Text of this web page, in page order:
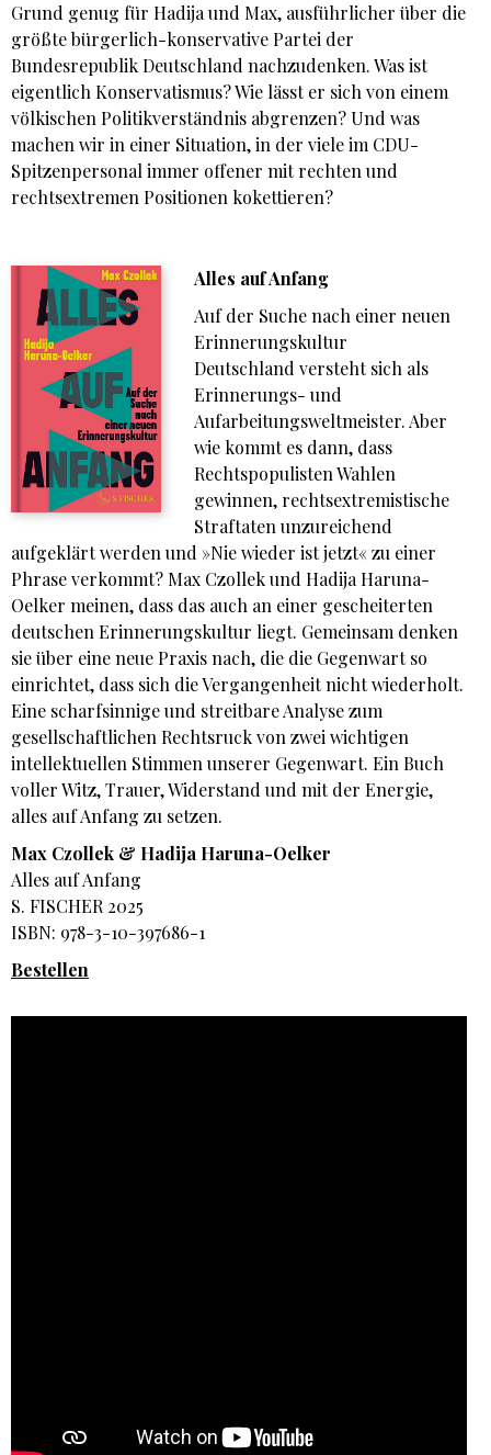
Grund genug für Hadija und Max, ausführlicher über die
größte bürgerlich-konservative Partei der
Bundesrepublik Deutschland nachzudenken. Was ist
eigentlich Konservatismus? Wie lässt er sich von einem
völkischen Politikverständnis abgrenzen? Und was
machen wir in einer Situation, in der viele im CDU-
Spitzenpersonal immer offener mit rechten und
rechtsextremen Positionen kokettieren?
Alles auf Anfang
Auf der Suche nach einer neuen
Erinnerungskultur
Deutschland versteht sich als
Erinnerungs- und
Aufarbeitungsweltmeister. Aber
wie kommt es dann, dass
Rechtspopulisten Wahlen
gewinnen, rechtsextremistische
Straftaten unzureichend
aufgeklärt werden und »Nie wieder ist jetzt« zu einer
Phrase verkommt? Max Czollek und Hadija Haruna-
Oelker meinen, dass das auch an einer gescheiterten
deutschen Erinnerungskultur liegt. Gemeinsam denken
sie über eine neue Praxis nach, die die Gegenwart so
einrichtet, dass sich die Vergangenheit nicht wiederholt.
Eine scharfsinnige und streitbare Analyse zum
gesellschaftlichen Rechtsruck von zwei wichtigen
intellektuellen Stimmen unserer Gegenwart. Ein Buch
voller Witz, Trauer, Widerstand und mit der Energie,
alles auf Anfang zu setzen.
Max Czollek & Hadija Haruna-Oelker
Alles auf Anfang
S. FISCHER 2025
ISBN: 978-3-10-397686-1
Bestellen